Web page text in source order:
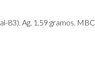
83). Ag. 1,59 gramos. MBC.